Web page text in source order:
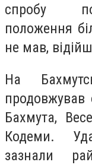
спробу
положення
не мав,
На
продовжував
Бахмута,
Кодеми.
зазнали